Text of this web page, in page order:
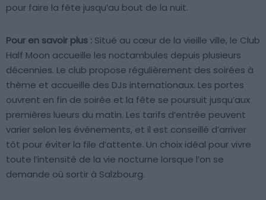
pour faire la fête jusqu’au bout de la nuit.
Pour en savoir plus : Situé au cœur de la vieille ville, le Club
Half Moon accueille les noctambules depuis plusieurs
décennies. Le club propose régulièrement des soirées à
thème et accueille des DJs internationaux. Les portes
ouvrent en fin de soirée et la fête se poursuit jusqu’aux
premières lueurs du matin. Les tarifs d’entrée peuvent
varier selon les événements, et il est conseillé d’arriver
tôt pour éviter la file d’attente. Un choix idéal pour vivre
toute l’intensité de la vie nocturne lorsque l’on se
demande où sortir à Salzbourg.